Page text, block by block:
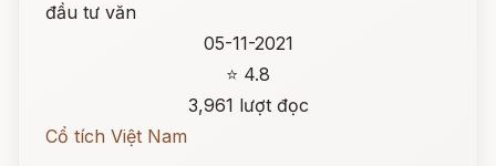
đầu tư văn
05-11-2021
⭐ 4.8
3,961 lượt đọc
Cổ tích Việt Nam